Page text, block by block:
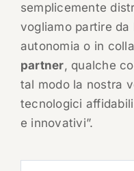
semplicemente
vogliamo partire da
autonomia o in
partner, qualche
tal modo la nostra
tecnologici
e innovativi”.